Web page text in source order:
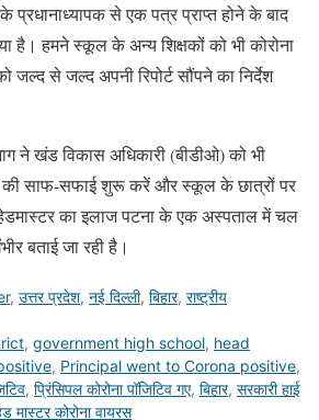
प्रधानाध्यापक से एक पत्र प्राप्त होने के बाद
है। हमने स्कूल के अन्य शिक्षकों को भी कोरोना
जल्द से जल्द अपनी रिपोर्ट सौंपने का निर्देश
ने खंड विकास अधिकारी (बीडीओ) को भी
की साफ-सफाई शुरू करें और स्कूल के छात्रों पर
हेडमास्टर का इलाज पटना के एक अस्पताल में चल
बताई जा रही है।
, उत्तर प्रदेश, नई दिल्ली, बिहार, राष्ट्रीय
, government high school, head
, Principal went to Corona positive,
, प्रिंसिपल कोरोना पॉजिटिव गए, बिहार, सरकारी हाई
मास्टर कोरोना वायरस